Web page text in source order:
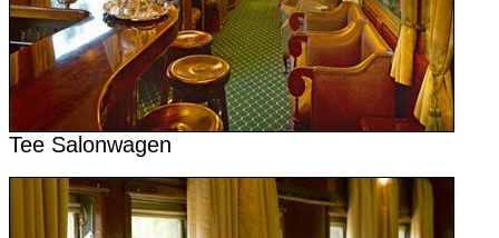
Tee Salonwagen